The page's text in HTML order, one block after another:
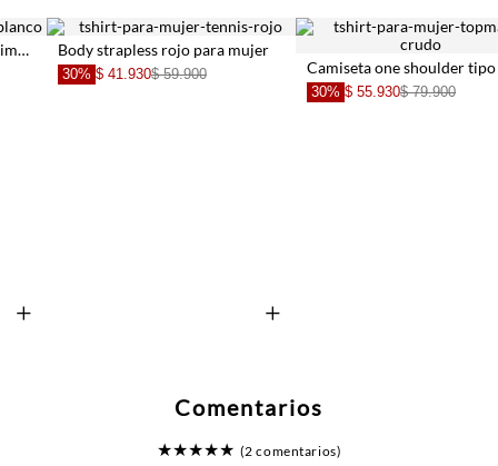
Body strapless rojo para mujer
$ 41.930 $ 59.900 Camiseta one shoulder tipo blonda crudo para mujer
$ 55.930 $ 79.900
Comentarios
★★★★★ (2 comentarios)